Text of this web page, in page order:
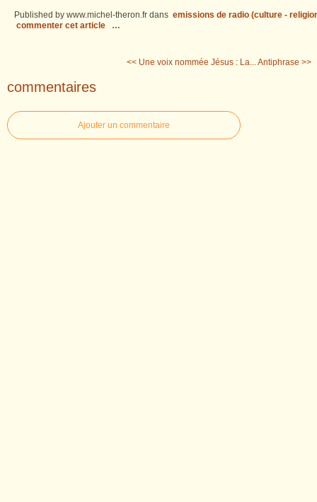
Published by www.michel-theron.fr dans emissions de radio (culture -
commenter cet article
…
<< Une voix nommée Jésus : La...Antiphrase >>
commentaires
Ajouter un commentaire